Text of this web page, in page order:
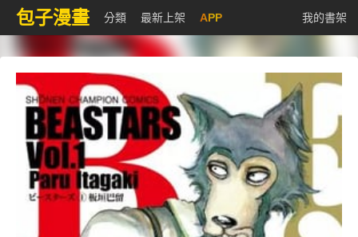
包子漫畫 分類 最新上架 APP 我的書架